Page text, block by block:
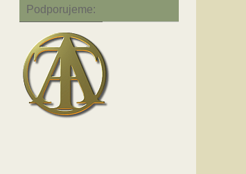
Podporujeme: